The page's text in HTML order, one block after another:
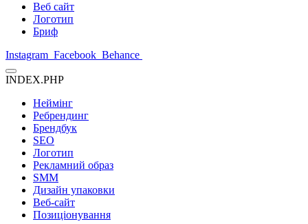
Веб сайт
Логотип
Бриф
Instagram Facebook Behance
INDEX.PHP
Неймінг
Ребрендинг
Брендбук
SEO
Логотип
Рекламний образ
SMM
Дизайн упаковки
Веб-сайт
Позиціонування